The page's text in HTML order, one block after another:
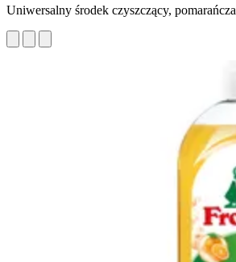
Uniwersalny środek czyszczący, pomarańcza